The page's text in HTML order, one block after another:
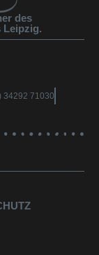
des
Leipzig.
34292 71030